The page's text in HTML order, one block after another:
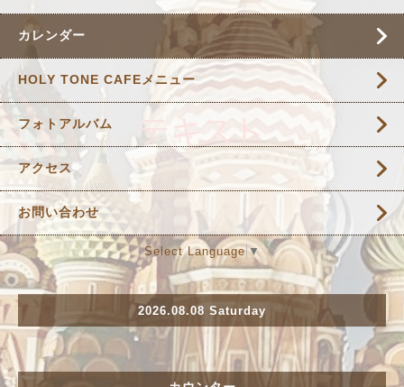
カレンダー
HOLY TONE CAFEメニュー
フォトアルバム
アクセス
お問い合わせ
Select Language ▼
2026.08.08 Saturday